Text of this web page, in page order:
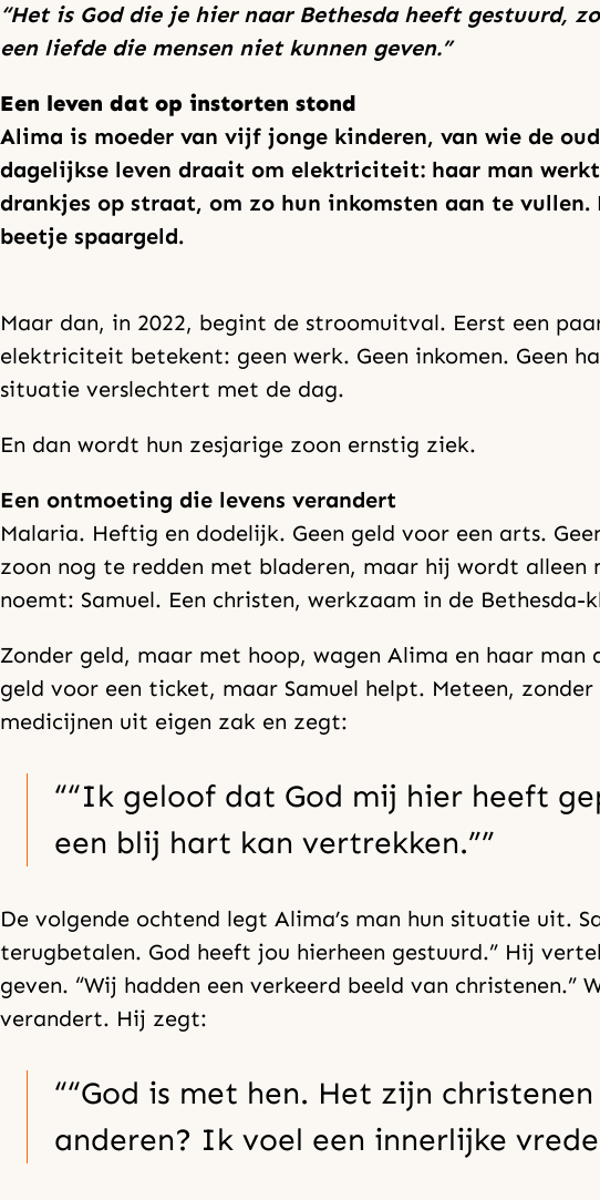
“Het is God die je hier naar Bethesda heeft gestuurd,
een liefde die mensen niet kunnen geven.”
Een leven dat op instorten stond
Alima is moeder van vijf jonge kinderen, van wie de
dagelijkse leven draait om elektriciteit: haar man
drankjes op straat, om zo hun inkomsten aan te
beetje spaargeld.
Maar dan, in 2022, begint de stroomuitval. Eerst een
elektriciteit betekent: geen werk. Geen inkomen. Geen
situatie verslechtert met de dag.
En dan wordt hun zesjarige zoon ernstig ziek.
Een ontmoeting die levens verandert
Malaria. Heftig en dodelijk. Geen geld voor een arts.
zoon nog te redden met bladeren, maar hij wordt
noemt: Samuel. Een christen, werkzaam in de Bethesda-
Zonder geld, maar met hoop, wagen Alima en haar
geld voor een ticket, maar Samuel helpt. Meteen,
medicijnen uit eigen zak en zegt:
“Ik geloof dat God mij hier heeft
een blij hart kan vertrekken.”
De volgende ochtend legt Alima’s man hun situatie uit.
terugbetalen. God heeft jou hierheen gestuurd.” Hij
geven. “Wij hadden een verkeerd beeld van
verandert. Hij zegt:
“God is met hen. Het zijn
anderen? Ik voel een innerlijke